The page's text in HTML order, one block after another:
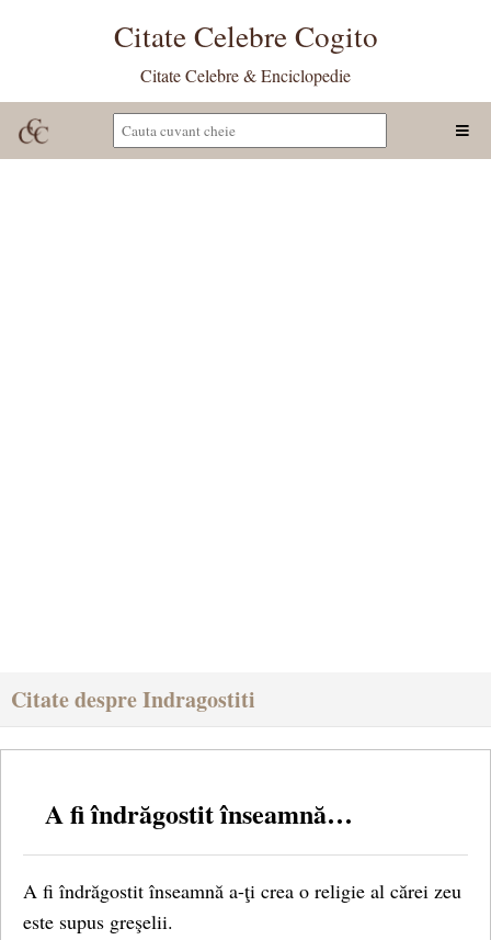
Citate Celebre Cogito
Citate Celebre & Enciclopedie
Citate despre Indragostiti
A fi îndrăgostit înseamnă…
A fi îndrăgostit înseamnă a-ţi crea o religie al cărei zeu
este supus greşelii.